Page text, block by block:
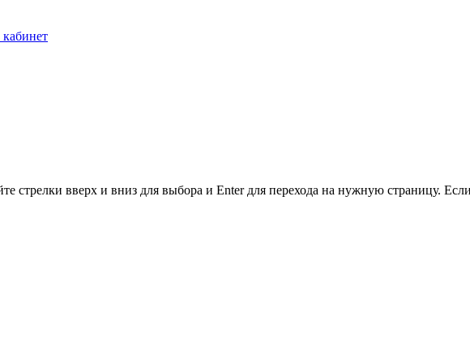
стрелки вверх и вниз для выбора и Enter для перехода на нужную страницу.